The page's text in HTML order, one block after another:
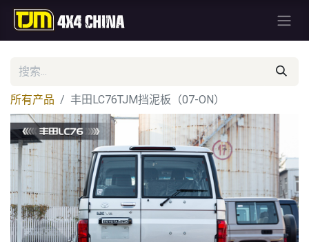
所有产品 丰田LC76TJM挡泥板（07-ON）